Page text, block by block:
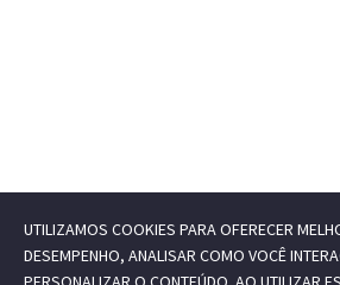
UTILIZAMOS COOKIES PARA OFERECER
DESEMPENHO, ANALISAR COMO VOCÊ